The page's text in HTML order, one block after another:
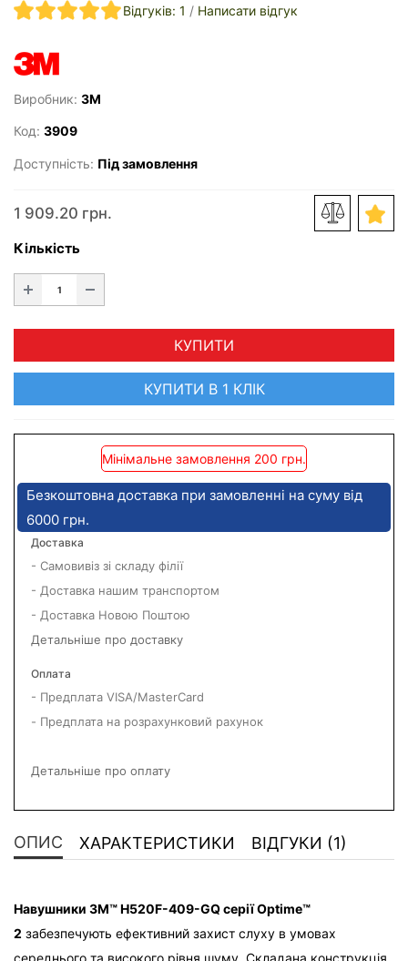
Відгуків: 1 / Написати відгук
Виробник: 3M
Код: 3909
Доступність: Під замовлення
1 909.20 грн.
Кількість
КУПИТИ
КУПИТИ В 1 КЛІК
Мінімальне замовлення 200 грн.
Безкоштовна доставка при замовленні на суму від
6000 грн.
Доставка
- Самовивіз зі складу філії
- Доставка нашим транспортом
- Доставка Новою Поштою
Детальніше про доставку
Оплата
- Предплата VISA/MasterCard
- Предплата на розрахунковий рахунок
Детальніше про оплату
ОПИС ХАРАКТЕРИСТИКИ ВІДГУКИ (1)
Навушники 3M™ H520F-409-GQ серії Optime™
2 забезпечують ефективний захист слуху в умовах
середнього та високого рівня шуму. Складана конструкція